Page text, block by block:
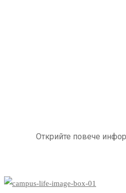
Открийте повече